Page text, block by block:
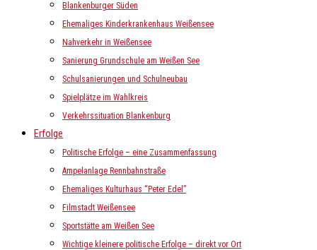
Blankenburger Süden
Ehemaliges Kinderkrankenhaus Weißensee
Nahverkehr in Weißensee
Sanierung Grundschule am Weißen See
Schulsanierungen und Schulneubau
Spielplätze im Wahlkreis
Verkehrssituation Blankenburg
Erfolge
Politische Erfolge – eine Zusammenfassung
Ampelanlage Rennbahnstraße
Ehemaliges Kulturhaus “Peter Edel”
Filmstadt Weißensee
Sportstätte am Weißen See
Wichtige kleinere politische Erfolge – direkt vor Ort